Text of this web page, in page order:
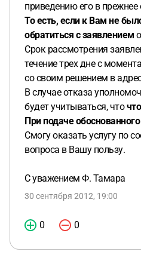
приведению его в прежнее
То есть, если к Вам не
обратиться с заявлением
Срок рассмотрения
течение трех дне с
со своим решением в
В случае отказа
будет учитываться, что
При подаче
Смогу оказать услугу по
вопроса в Вашу пользу.
С уважением Ф. Тамара
30 сентября 2012, 19:00
0 0